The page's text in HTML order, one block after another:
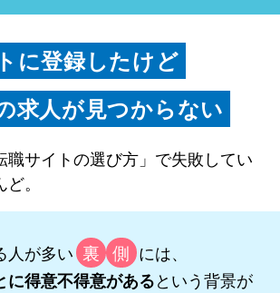
に登録したけど
求人が見つからない
職サイトの選び方」で失敗してい
。
人が多い 裏 側 には、
に得意不得意があるという背景が